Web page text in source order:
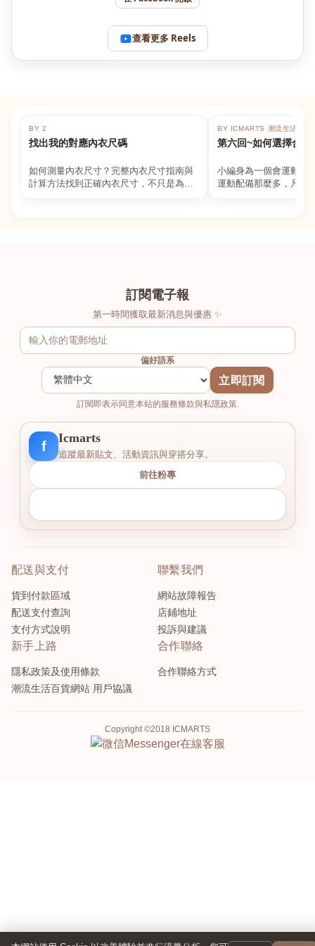
查看更多 Reels
BY 2
找出我的對應內衣尺碼
如何測量內衣尺寸？完整內衣尺寸指南與
計算方法找到正確內衣尺寸，不只是為了
BY ICMARTS 潮流生活百貨
第六回~如何選擇合適
小編身為一個會運動的
運動配備那麼多，凡舉
訂閱電子報
第一時間獲取最新消息與優惠 ✨
偏好語系
立即訂閱
訂閱即表示同意本站的服務條款與私隱政策.
f
Icmarts
追蹤最新貼文、活動資訊與穿搭分享。
前往粉專
配送與支付
貨到付款區域
配送支付查詢
支付方式說明
聯繫我們
網站故障報告
店鋪地址
投訴與建議
新手上路
隱私政策及使用條款
潮流生活百貨網站 用戶協議
合作聯絡
合作聯絡方式
Copyright ©2018 ICMARTS
Messenger在線客服